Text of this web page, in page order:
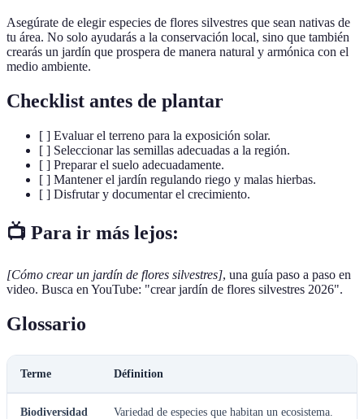
Asegúrate de elegir especies de flores silvestres que sean nativas de
tu área. No solo ayudarás a la conservación local, sino que también
crearás un jardín que prospera de manera natural y armónica con el
medio ambiente.
Checklist antes de plantar
[ ] Evaluar el terreno para la exposición solar.
[ ] Seleccionar las semillas adecuadas a la región.
[ ] Preparar el suelo adecuadamente.
[ ] Mantener el jardín regulando riego y malas hierbas.
[ ] Disfrutar y documentar el crecimiento.
📺 Para ir más lejos:
[Cómo crear un jardín de flores silvestres], una guía paso a paso en
video. Busca en YouTube: "crear jardín de flores silvestres 2026".
Glossario
Terme Définition
Biodiversidad Variedad de especies que habitan un ecosistema.